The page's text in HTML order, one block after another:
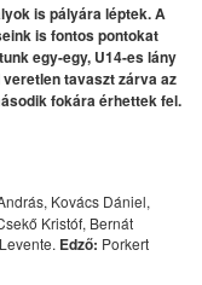
is pályára léptek. A
is fontos pontokat
egy-egy, U14-es lány
tavaszt zárva az
fokára érhettek fel.
Kovács Dániel,
Kristóf, Bernát
Edző: Porkert